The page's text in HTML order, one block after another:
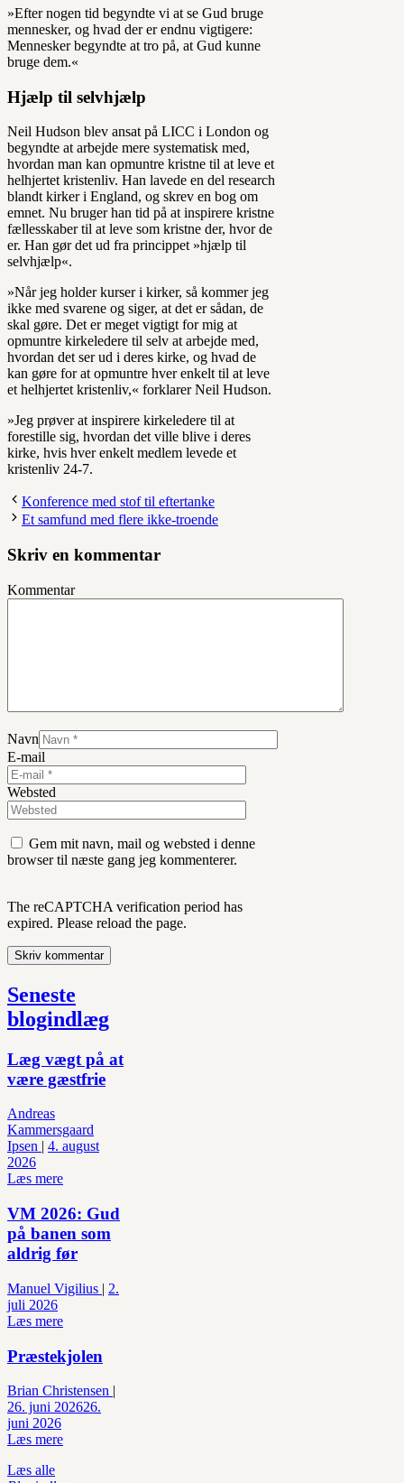
»Efter nogen tid begyndte vi at se Gud bruge
mennesker, og hvad der er endnu vigtigere:
Mennesker begyndte at tro på, at Gud kunne
bruge dem.«
Hjælp til selvhjælp
Neil Hudson blev ansat på LICC i London og
begyndte at arbejde mere systematisk med,
hvordan man kan opmuntre kristne til at leve et
helhjertet kristenliv. Han lavede en del research
blandt kirker i England, og skrev en bog om
emnet. Nu bruger han tid på at inspirere kristne
fællesskaber til at leve som kristne der, hvor de
er. Han gør det ud fra princippet »hjælp til
selvhjælp«.
»Når jeg holder kurser i kirker, så kommer jeg
ikke med svarene og siger, at det er sådan, de
skal gøre. Det er meget vigtigt for mig at
opmuntre kirkeledere til selv at arbejde med,
hvordan det ser ud i deres kirke, og hvad de
kan gøre for at opmuntre hver enkelt til at leve
et helhjertet kristenliv,« forklarer Neil Hudson.
»Jeg prøver at inspirere kirkeledere til at
forestille sig, hvordan det ville blive i deres
kirke, hvis hver enkelt medlem levede et
kristenliv 24-7.
Konference med stof til eftertanke
Et samfund med flere ikke-troende
Skriv en kommentar
Kommentar
Navn
E-mail
Websted
Gem mit navn, mail og websted i denne
browser til næste gang jeg kommenterer.
The reCAPTCHA verification period has
expired. Please reload the page.
Seneste
blogindlæg
Læg vægt på at
være gæstfrie
Andreas
Kammersgaard
Ipsen | 4. august
2026
Læs mere
VM 2026: Gud
på banen som
aldrig før
Manuel Vigilius | 2.
juli 2026
Læs mere
Præstekjolen
Brian Christensen |
26. juni 202626.
juni 2026
Læs mere
Læs alle